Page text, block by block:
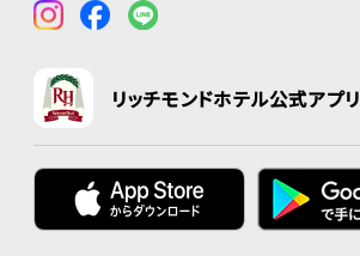
リッチモンドホテル公式アプリ